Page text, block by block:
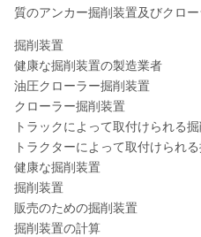
質のアンカー掘削装置及びクロ
掘削装置
健康な掘削装置の製造業者
油圧クローラー掘削装置
クローラー掘削装置
トラックによって取付けられる
トラクターによって取付けられ
健康な掘削装置
掘削装置
販売のための掘削装置
掘削装置の計算